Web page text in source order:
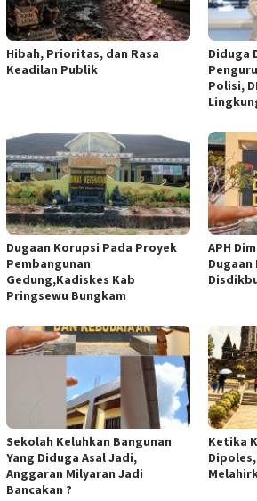
Hibah, Prioritas, dan Rasa
Keadilan Publik
Diduga
Polisi,
Dugaan Korupsi Pada Proyek
Pembangunan
Gedung,Kadiskes Kab
Pringsewu Bungkam
APH
Dugaan
Sekolah Keluhkan Bangunan
Yang Diduga Asal Jadi,
Anggaran Milyaran Jadi
Bancakan ?
Ketika